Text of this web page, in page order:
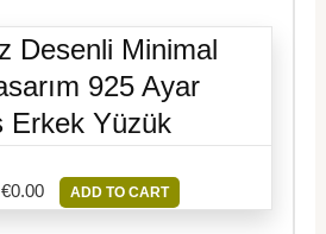
Desenli Minimal
925 Ayar
Erkek Yüzük
€0.00 ADD TO CART